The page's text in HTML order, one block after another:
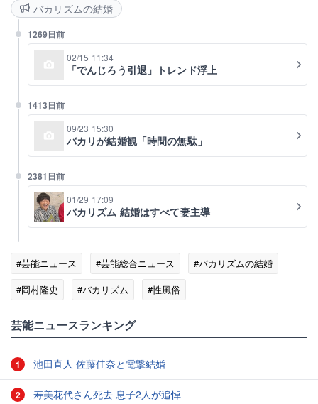
バカリズムの結婚
1269日前
02/15 11:34
「でんじろう引退」トレンド浮上
1413日前
09/23 15:30
バカリが結婚観「時間の無駄」
2381日前
01/29 17:09
バカリズム 結婚はすべて妻主導
#芸能ニュース #芸能総合ニュース
#バカリズムの結婚
#岡村隆史
#バカリズム
#性風俗
芸能ニュースランキング
1 池田直人 佐藤佳奈と電撃結婚
2 寿美花代さん死去 息子2人が追悼